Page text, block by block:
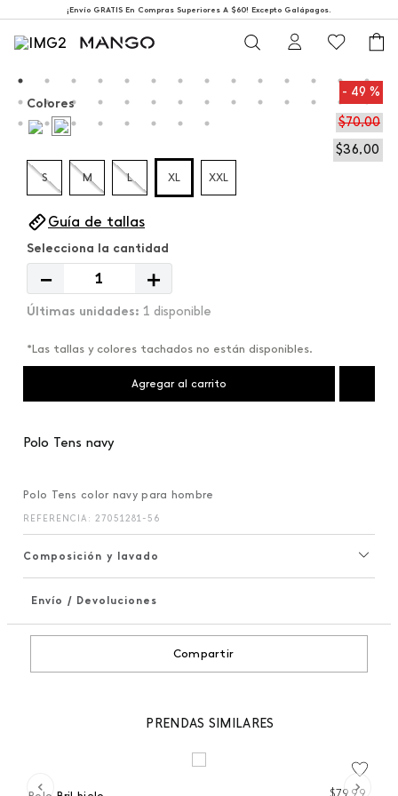
¡Envío GRATIS En Compras Superiores A $60! Excepto Galápagos.
49 %
$70,00
$36,00
Colores
S M L XL XXL
Guía de tallas
＋
－
1 disponible
*Las tallas y colores tachados no están disponibles.
Agregar al carrito
Polo Tens navy
Polo Tens color navy para hombre
REFERENCIA : 27051281-56
Composición y lavado
Envío / Devoluciones
Compartir
PRENDAS SIMILARES
$79 99